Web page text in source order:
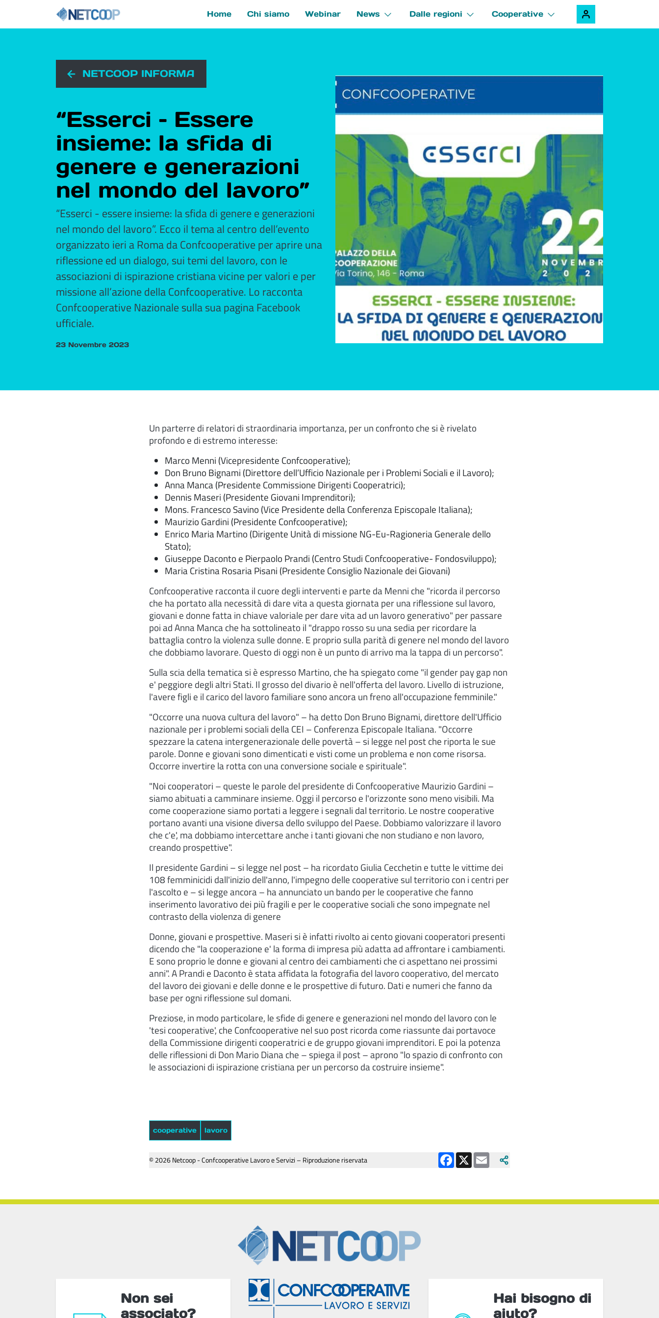
Navigazione principale
Home Chi siamo Webinar News Dalle regioni Cooperative
NETCOOP INFORMA
“Esserci – Essere
insieme: la sfida di
genere e generazioni
nel mondo del lavoro”
“Esserci - essere insieme: la sfida di genere e generazioni
nel mondo del lavoro”. Ecco il tema al centro dell’evento
organizzato ieri a Roma da Confcooperative per aprire una
riflessione ed un dialogo, sui temi del lavoro, con le
associazioni di ispirazione cristiana vicine per valori e per
missione all’azione della Confcooperative. Lo racconta
Confcooperative Nazionale sulla sua pagina Facebook
ufficiale.
23 Novembre 2023
Un parterre di relatori di straordinaria importanza, per un confronto che si è rivelato
profondo e di estremo interesse:
Marco Menni (Vicepresidente Confcooperative);
Don Bruno Bignami (Direttore dell’Ufficio Nazionale per i Problemi Sociali e il Lavoro);
Anna Manca (Presidente Commissione Dirigenti Cooperatrici);
Dennis Maseri (Presidente Giovani Imprenditori);
Mons. Francesco Savino (Vice Presidente della Conferenza Episcopale Italiana);
Maurizio Gardini (Presidente Confcooperative);
Enrico Maria Martino (Dirigente Unità di missione NG-Eu-Ragioneria Generale dello
Stato);
Giuseppe Daconto e Pierpaolo Prandi (Centro Studi Confcooperative- Fondosviluppo);
Maria Cristina Rosaria Pisani (Presidente Consiglio Nazionale dei Giovani)
Confcooperative racconta il cuore degli interventi e parte da Menni che "ricorda il percorso
che ha portato alla necessità di dare vita a questa giornata per una riflessione sul lavoro,
giovani e donne fatta in chiave valoriale per dare vita ad un lavoro generativo" per passare
poi ad Anna Manca che ha sottolineato il "drappo rosso su una sedia per ricordare la
battaglia contro la violenza sulle donne. E proprio sulla parità di genere nel mondo del lavoro
che dobbiamo lavorare. Questo di oggi non è un punto di arrivo ma la tappa di un percorso".
Sulla scia della tematica si è espresso Martino, che ha spiegato come "il gender pay gap non
e' peggiore degli altri Stati. Il grosso del divario è nell'offerta del lavoro. Livello di istruzione,
l'avere figli e il carico del lavoro familiare sono ancora un freno all'occupazione femminile."
"Occorre una nuova cultura del lavoro" – ha detto Don Bruno Bignami, direttore dell'Ufficio
nazionale per i problemi sociali della CEI – Conferenza Episcopale Italiana. "Occorre
spezzare la catena intergenerazionale delle povertà – si legge nel post che riporta le sue
parole. Donne e giovani sono dimenticati e visti come un problema e non come risorsa.
Occorre invertire la rotta con una conversione sociale e spirituale".
"Noi cooperatori – queste le parole del presidente di Confcooperative Maurizio Gardini –
siamo abituati a camminare insieme. Oggi il percorso e l'orizzonte sono meno visibili. Ma
come cooperazione siamo portati a leggere i segnali dal territorio. Le nostre cooperative
portano avanti una visione diversa dello sviluppo del Paese. Dobbiamo valorizzare il lavoro
che c'e', ma dobbiamo intercettare anche i tanti giovani che non studiano e non lavoro,
creando prospettive".
Il presidente Gardini – si legge nel post – ha ricordato Giulia Cecchetin e tutte le vittime dei
108 femminicidi dall'inizio dell'anno, l'impegno delle cooperative sul territorio con i centri per
l'ascolto e – si legge ancora – ha annunciato un bando per le cooperative che fanno
inserimento lavorativo dei più fragili e per le cooperative sociali che sono impegnate nel
contrasto della violenza di genere
Donne, giovani e prospettive. Maseri si è infatti rivolto ai cento giovani cooperatori presenti
dicendo che "la cooperazione e' la forma di impresa più adatta ad affrontare i cambiamenti.
E sono proprio le donne e giovani al centro dei cambiamenti che ci aspettano nei prossimi
anni". A Prandi e Daconto è stata affidata la fotografia del lavoro cooperativo, del mercato
del lavoro dei giovani e delle donne e le prospettive di futuro. Dati e numeri che fanno da
base per ogni riflessione sul domani.
Preziose, in modo particolare, le sfide di genere e generazioni nel mondo del lavoro con le
'tesi cooperative', che Confcooperative nel suo post ricorda come riassunte dai portavoce
della Commissione dirigenti cooperatrici e de gruppo giovani imprenditori. E poi la potenza
delle riflessioni di Don Mario Diana che – spiega il post – aprono "lo spazio di confronto con
le associazioni di ispirazione cristiana per un percorso da costruire insieme".
cooperative lavoro
© 2026 Netcoop - Confcooperative Lavoro e Servizi – Riproduzione riservata Facebook
X Email
Non sei
associato?
Hai bisogno di
aiuto?